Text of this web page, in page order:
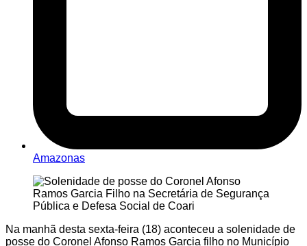
Amazonas
Na manhã desta sexta-feira (18) aconteceu a solenidade de
posse do Coronel Afonso Ramos Garcia filho no Município